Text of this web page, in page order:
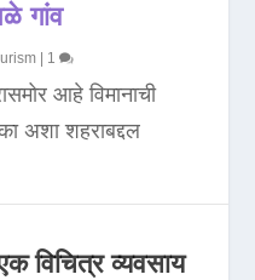
गांव
1
आहे विमानाची
अशा शहराबद्दल
विचित्र व्यवसाय